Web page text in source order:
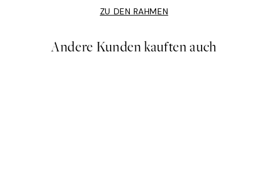
ZU DEN RAHMEN
Andere Kunden kauften auch